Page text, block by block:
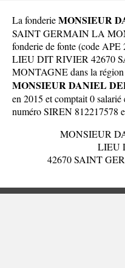
La fonderieMONSIEUR
SAINT GERMAIN LA
fonderie de fonte (code APE
LIEU DIT RIVIER 42670
MONTAGNE dans la
MONSIEUR DANIEL
en 2015 et comptait 0
numéro SIREN 812217578
MONSIEUR
LIEU
42670 SAINT